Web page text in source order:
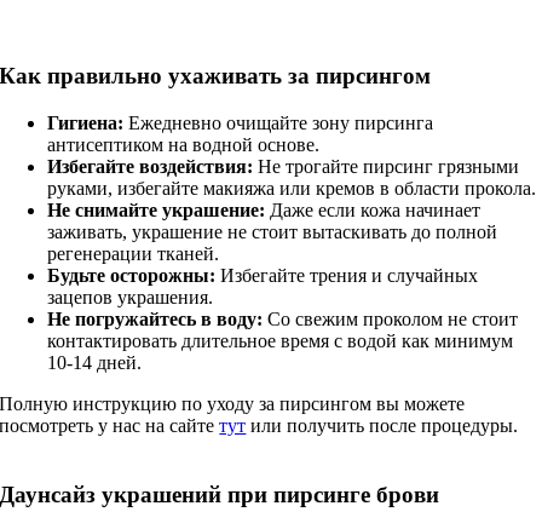
Как правильно ухаживать за пирсингом
Гигиена: Ежедневно очищайте зону пирсинга
антисептиком на водной основе.
Избегайте воздействия: Не трогайте пирсинг грязными
руками, избегайте макияжа или кремов в области прокола.
Не снимайте украшение: Даже если кожа начинает
заживать, украшение не стоит вытаскивать до полной
регенерации тканей.
Будьте осторожны: Избегайте трения и случайных
зацепов украшения.
Не погружайтесь в воду: Со свежим проколом не стоит
контактировать длительное время с водой как минимум
10-14 дней.
Полную инструкцию по уходу за пирсингом вы можете
посмотреть у нас на сайтетут или получить после процедуры.
Даунсайз украшений при пирсинге брови